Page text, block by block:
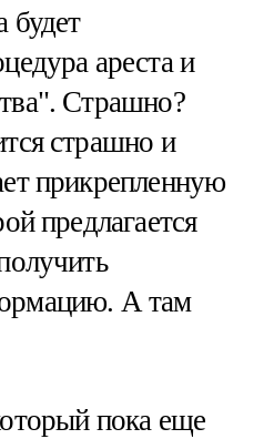
будет
ареста и
Страшно?
страшно и
прикрепленную
предлагается
А там
пока еще